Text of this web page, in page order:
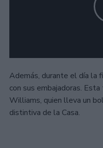
Además, durante el día la
con sus embajadoras.
Williams, quien lleva un
distintiva de la Casa.